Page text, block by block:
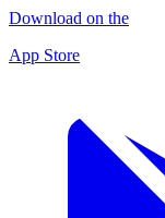
Download on the
App Store